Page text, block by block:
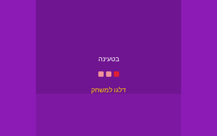
בטעינה
דלגו למשחק